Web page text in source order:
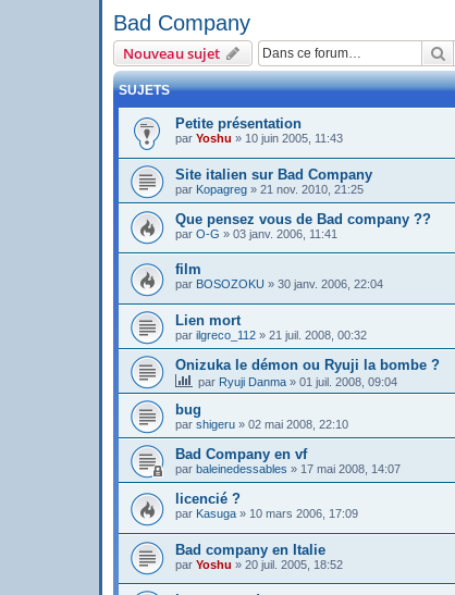
Bad Company
Nouveau sujet
SUJETS
Petite présentation
par Yoshu » 10 juin 2005, 11:43
Site italien sur Bad Company
par Kopagreg » 21 nov. 2010, 21:25
Que pensez vous de Bad company ??
par O-G » 03 janv. 2006, 11:41
film
par BOSOZOKU » 30 janv. 2006, 22:04
Lien mort
par ilgreco_112 » 21 juil. 2008, 00:32
Onizuka le démon ou Ryuji la bombe ?
par Ryuji Danma » 01 juil. 2008, 09:04
bug
par shigeru » 02 mai 2008, 22:10
Bad Company en vf
par baleinedessables » 17 mai 2008, 14:07
licencié ?
par Kasuga » 10 mars 2006, 17:09
Bad company en Italie
par Yoshu » 20 juil. 2005, 18:52